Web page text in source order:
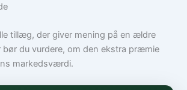
tillæg, der giver mening på en ældre
bør du vurdere, om den ekstra præmie
markedsværdi.